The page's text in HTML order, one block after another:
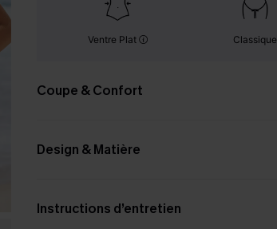
Ventre Plat Classique
Coupe & Confort
Design & Matière
Instructions d’entretien